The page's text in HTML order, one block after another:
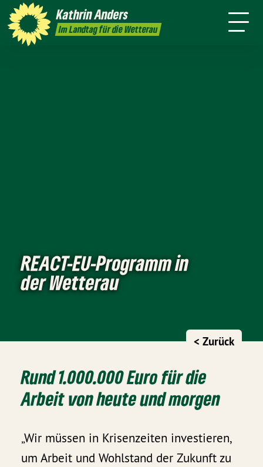
KathrinAnders
Im Landtag für die Wetterau
Kontakt
mich
REACT-EU-Programm in
der Wetterau
< Zurück
Rund 1.000.000 Euro für die
Arbeit von heute und morgen
„Wir müssen in Krisenzeiten investieren,
um Arbeit und Wohlstand der Zukunft zu